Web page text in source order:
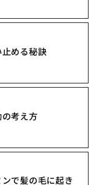
める秘訣
考え方
で髪の毛に起き